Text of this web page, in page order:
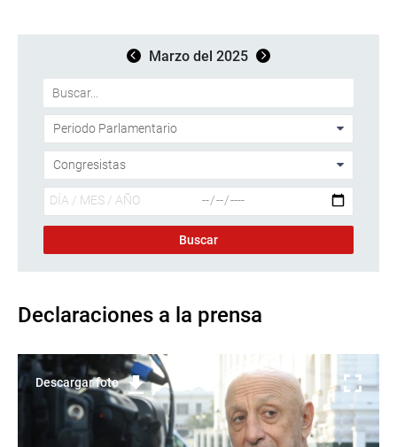
Marzo del 2025
Declaraciones a la prensa
Descargar foto